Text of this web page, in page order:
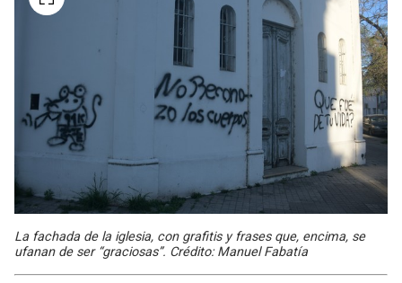
La fachada de la iglesia, con grafitis y frases que, encima, se
ufanan de ser “graciosas”. Crédito: Manuel Fabatía